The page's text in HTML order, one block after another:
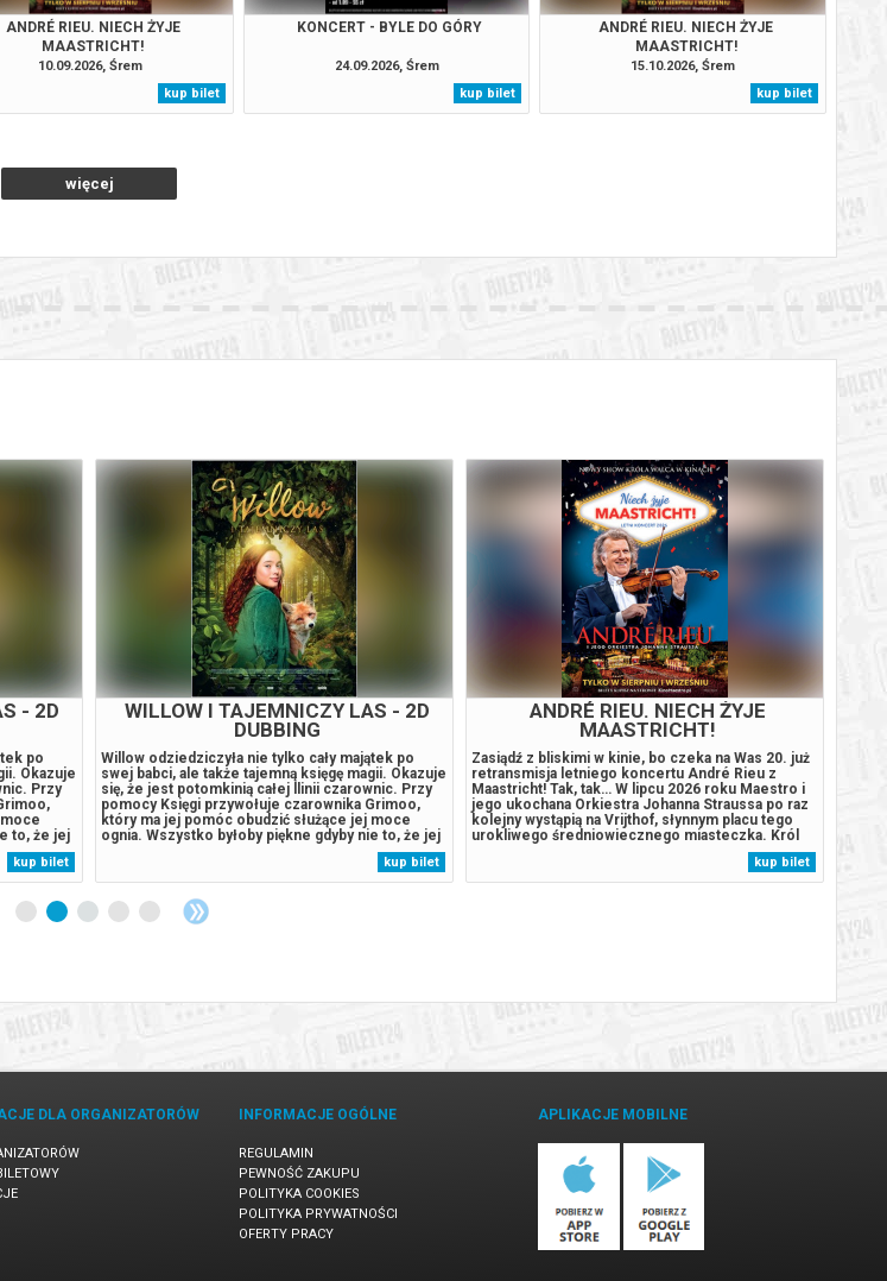
ANDRÉ RIEU. NIECH ŻYJE
MAASTRICHT!
10.09.2026, Śrem
kup bilet
KONCERT - BYLE DO GÓRY
24.09.2026, Śrem
kup bilet
ANDRÉ RIEU. NIECH ŻYJE
MAASTRICHT!
15.10.2026, Śrem
kup bilet
więcej
- 2D
po
Okazuje
Przy
to, że jej
się
już wiele
kup bilet
WILLOW I TAJEMNICZY LAS - 2D
DUBBING
Willow odziedziczyła nie tylko cały majątek po
swej babci, ale także tajemną księgę magii. Okazuje
się, że jest potomkinią całej llinii czarownic. Przy
pomocy Księgi przywołuje czarownika Grimoo,
który ma jej pomóc obudzić służące jej moce
ognia. Wszystko byłoby piękne gdyby nie to, że jej
ojciec planuje sprzedać las, z którego wywodzi się
cała magia, którą Willow posiada. Nie ma już wiele
czasu aby...
kup bilet
ANDRÉ RIEU. NIECH ŻYJE
MAASTRICHT!
Zasiądź z bliskimi w kinie, bo czeka na Was 20. już
retransmisja letniego koncertu André Rieu z
Maastricht! Tak, tak… W lipcu 2026 roku Maestro i
jego ukochana Orkiestra Johanna Straussa po raz
kolejny wystąpią na Vrijthof, słynnym placu tego
urokliwego średniowiecznego miasteczka. Król
kilkudziesięciu tysięcy miłośników...
kup bilet
DLA ORGANIZATORÓW INFORMACJE OGÓLNE
REGULAMIN
PEWNOŚĆ ZAKUPU
POLITYKA COOKIES
POLITYKA PRYWATNOŚCI
OFERTY PRACY
APLIKACJE MOBILNE